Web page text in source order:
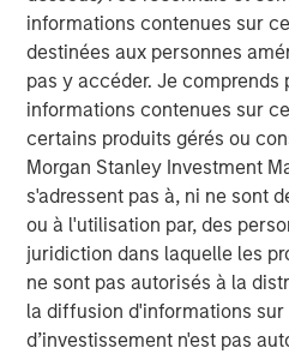
informations contenues sur
destinées aux personnes
pas y accéder. Je comprends
informations contenues sur
certains produits gérés ou
Morgan Stanley Investment
s'adressent pas à, ni ne sont
ou à l'utilisation par, des
juridiction dans laquelle les
ne sont pas autorisés à la
la diffusion d'informations sur
d’investissement n'est pas
Introduction
2025 marked a stagnant
estate. Investors began the
after two years of declining
growth reached only 1.5%
quarters 1. Persistent inflation,
Fed cautious, resulting in
rates, elevated property
activity. Meanwhile, policy
decision-making and
particularly in the U.S.—to